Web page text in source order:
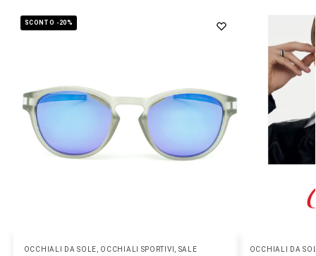
SCONTO -20%
OCCHIALI DA SOLE OCCHIALI SPORTIVI SALE OCCHIALI DA